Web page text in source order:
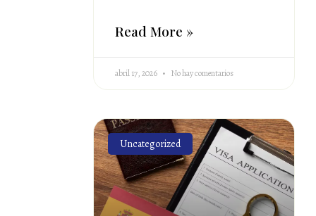
Read More »
abril 17, 2026 No hay comentarios
Uncategorized